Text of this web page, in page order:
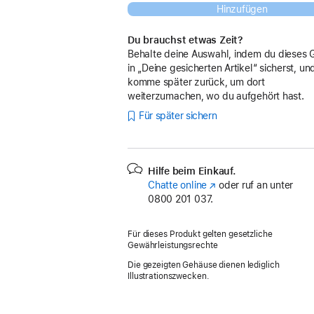
Hinzufügen
Du brauchst etwas Zeit?
Behalte deine Auswahl, indem du dieses
in „Deine gesicherten Artikel“ sicherst,
komme später zurück, um dort
weiterzumachen, wo du aufgehört hast.
Für später sichern
Hilfe beim Einkauf.
Chatte online (Öffnet
ein
oder ruf an unter
0800 201 037.
Für dieses Produkt gelten gesetzliche
Gewährleistungsrechte
Die gezeigten Gehäuse dienen lediglich
Illustrationszwecken.